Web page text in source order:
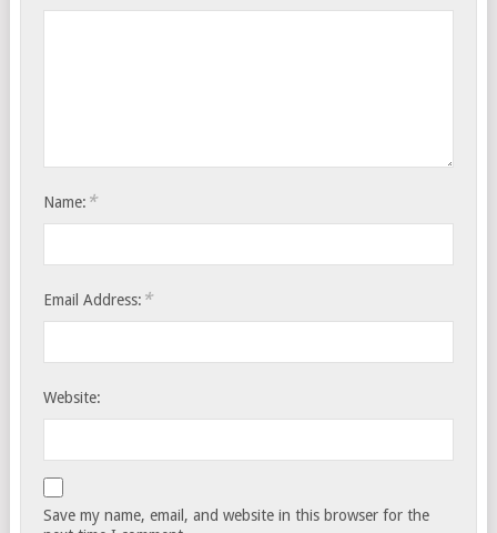
Name: *
Email Address: *
Website:
Save my name, email, and website in this browser for the